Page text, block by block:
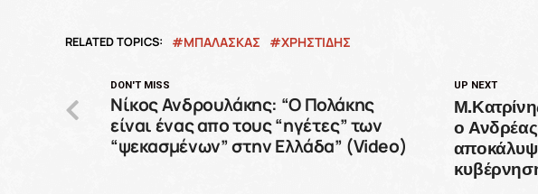
RELATED TOPICS: ΜΠΑΛΑΣΚΑΣ ΧΡΗΣΤΙΔΗΣ
UP NEXT
ο
DON'T MISS
Νίκος Ανδρουλάκης: “Ο Πολάκης
είναι ένας απο τους “ηγέτες” των
“ψεκασμένων” στην Ελλάδα” (Video)